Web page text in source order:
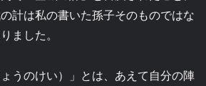
計は私の書いた孫子そのものではな
ました。
うのけい）」とは、あえて自分の陣